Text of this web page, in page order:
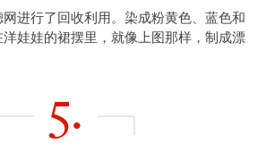
进行了回收利用。染成粉黄色、蓝色和
娃娃的裙摆里，就像上图那样，制成漂
5.